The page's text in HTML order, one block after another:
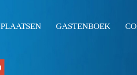
PLAATSEN GASTENBOEK